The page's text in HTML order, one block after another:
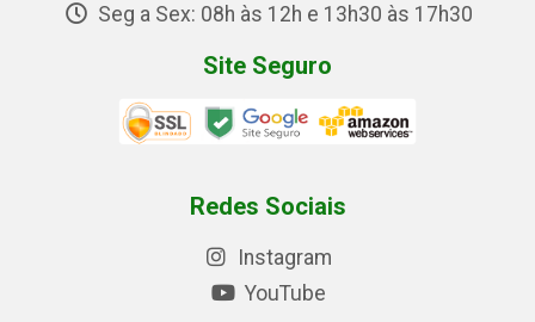
Seg a Sex: 08h às 12h e 13h30 às 17h30
Site Seguro
Redes Sociais
Instagram
YouTube